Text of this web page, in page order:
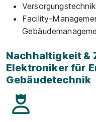
Versorgungstechnik
Facility-
Nachhaltigkeit &
Elektroniker für
Gebäudetechnik